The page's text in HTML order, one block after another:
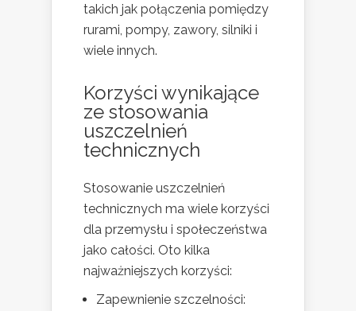
takich jak połączenia pomiędzy
rurami, pompy, zawory, silniki i
wiele innych.
Korzyści wynikające
ze stosowania
uszczelnień
technicznych
Stosowanie uszczelnień
technicznych ma wiele korzyści
dla przemysłu i społeczeństwa
jako całości. Oto kilka
najważniejszych korzyści:
Zapewnienie szczelności: